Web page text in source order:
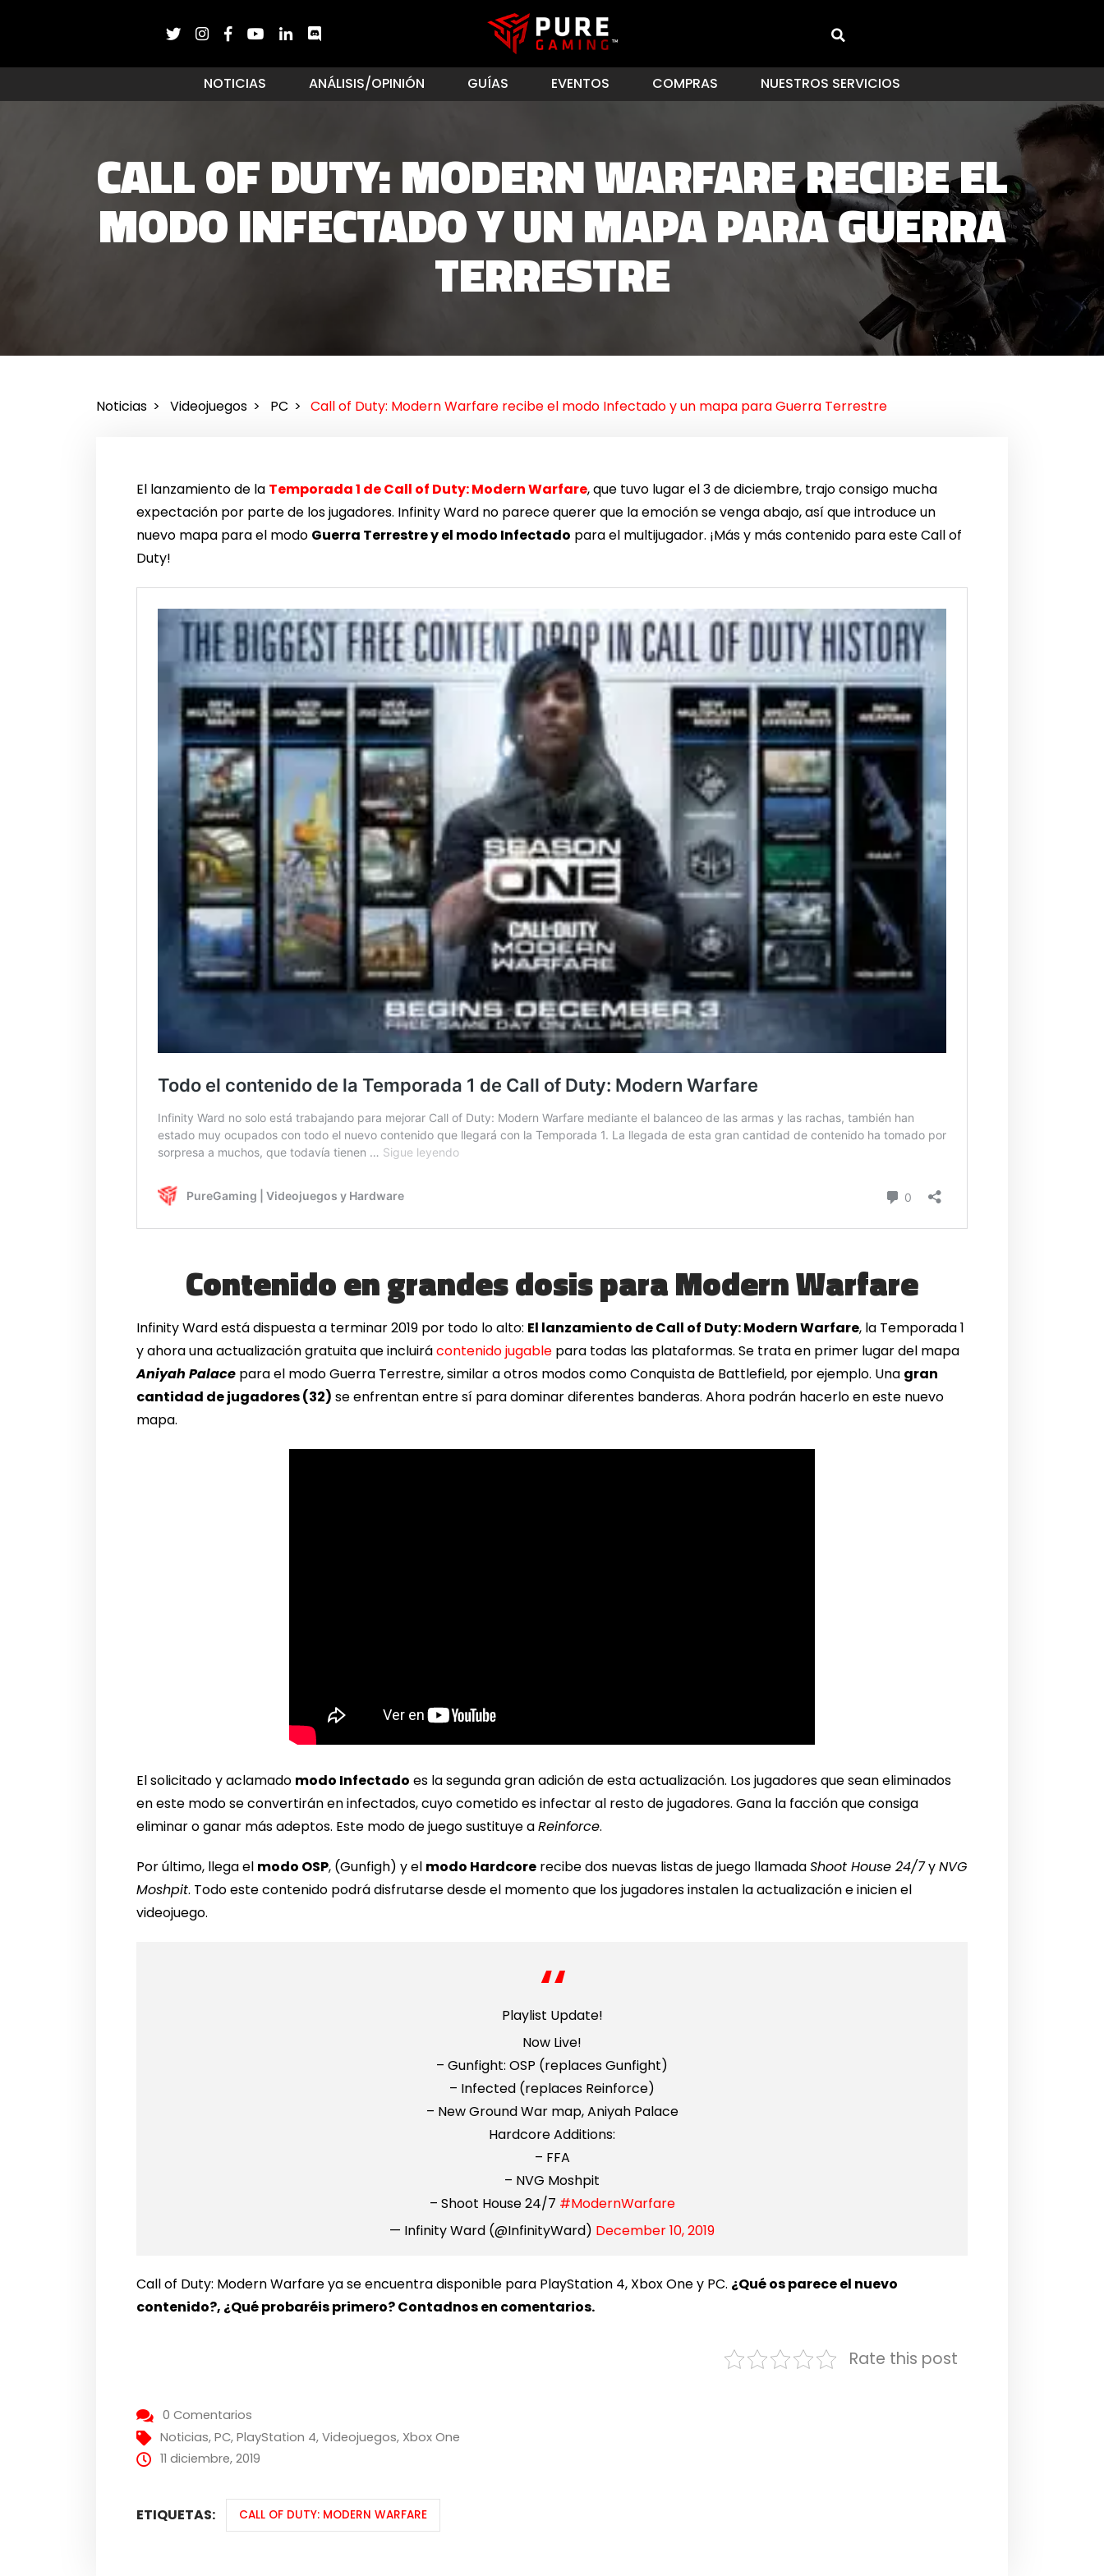
NOTICIAS ANÁLISIS/OPINIÓN GUÍAS EVENTOS COMPRAS NUESTROS SERVICIOS
CALL OF DUTY: MODERN WARFARE RECIBE EL
MODO INFECTADO Y UN MAPA PARA GUERRA
TERRESTRE
Noticias Videojuegos PC Call of Duty: Modern Warfare recibe el modo Infectado y un mapa para Guerra Terrestre
El lanzamiento de la Temporada 1 de Call of Duty: Modern Warfare, que tuvo lugar el 3 de diciembre, trajo consigo mucha
expectación por parte de los jugadores. Infinity Ward no parece querer que la emoción se venga abajo, así que introduce un
nuevo mapa para el modo Guerra Terrestre y el modo Infectado para el multijugador. ¡Más y más contenido para este Call of
Duty!
Contenido en grandes dosis para Modern Warfare
Infinity Ward está dispuesta a terminar 2019 por todo lo alto: El lanzamiento de Call of Duty: Modern Warfare, la Temporada 1
y ahora una actualización gratuita que incluirácontenido jugable para todas las plataformas. Se trata en primer lugar del mapa
Aniyah Palace para el modo Guerra Terrestre, similar a otros modos como Conquista de Battlefield, por ejemplo. Una gran
cantidad de jugadores (32) se enfrentan entre sí para dominar diferentes banderas. Ahora podrán hacerlo en este nuevo
mapa.
El solicitado y aclamado modo Infectado es la segunda gran adición de esta actualización. Los jugadores que sean eliminados
en este modo se convertirán en infectados, cuyo cometido es infectar al resto de jugadores. Gana la facción que consiga
eliminar o ganar más adeptos. Este modo de juego sustituye aReinforce.
Por último, llega el modo OSP, (Gunfigh) y el modo Hardcore recibe dos nuevas listas de juego llamadaShoot House 24/7yNVG
Moshpit. Todo este contenido podrá disfrutarse desde el momento que los jugadores instalen la actualización e inicien el
videojuego.
Playlist Update!
Now Live!
– Gunfight: OSP (replaces Gunfight)
– Infected (replaces Reinforce)
– New Ground War map, Aniyah Palace
Hardcore Additions:
– FFA
– NVG Moshpit
– Shoot House 24/7 #ModernWarfare
— Infinity Ward (@InfinityWard) December 10, 2019
Call of Duty: Modern Warfare ya se encuentra disponible para PlayStation 4, Xbox One y PC. ¿Qué os parece el nuevo
contenido?, ¿Qué probaréis primero? Contadnos en comentarios.
Rate this post
0 Comentarios
Noticias,PC,PlayStation 4,Videojuegos, Xbox One
11 diciembre, 2019
ETIQUETAS: CALL OF DUTY: MODERN WARFARE